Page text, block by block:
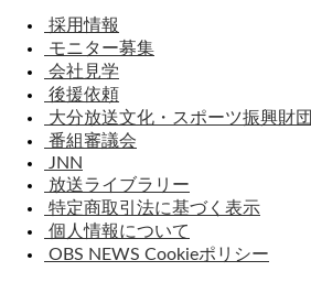
採用情報
モニター募集
会社見学
後援依頼
大分放送文化・スポーツ振興財団
番組審議会
JNN
放送ライブラリー
特定商取引法に基づく表示
個人情報について
OBS NEWS Cookieポリシー